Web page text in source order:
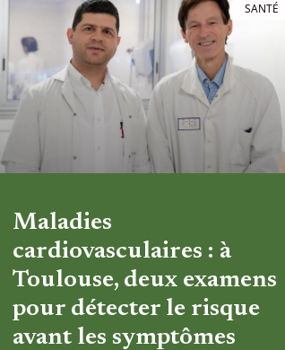
SANTÉ
Maladies
cardiovasculaires : à
Toulouse, deux examens
pour détecter le risque
avant les symptômes